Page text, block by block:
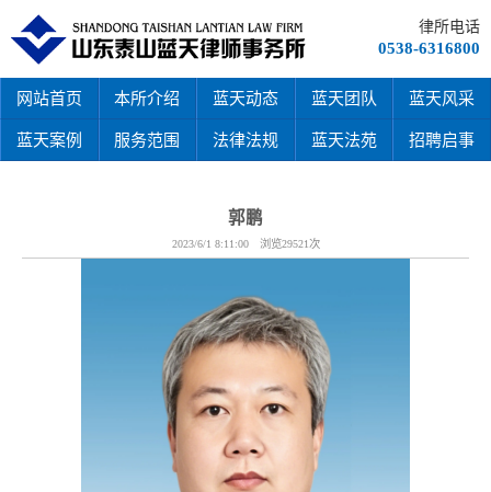
律所电话
0538-6316800
网站首页 本所介绍 蓝天动态 蓝天团队 蓝天风采
蓝天案例 服务范围 法律法规 蓝天法苑 招聘启事
郭鹏
2023/6/1 8:11:00 浏览29521次